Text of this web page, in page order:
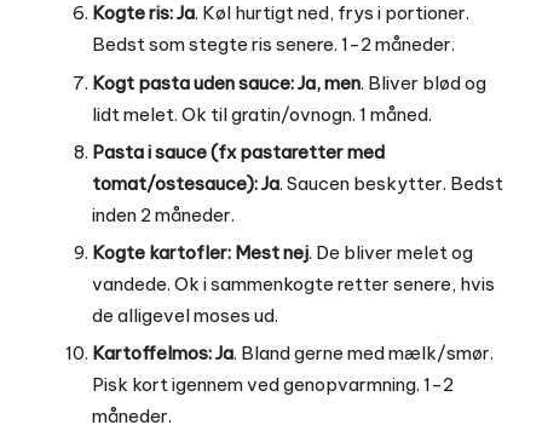
Kogte ris:Ja. Køl hurtigt ned, frys i portioner.
Bedst som stegte ris senere. 1-2 måneder.
Kogt pasta uden sauce:Ja, men. Bliver blød og
lidt melet. Ok til gratin/ovnogn. 1 måned.
Pasta i sauce (fx pastaretter med
tomat/ostesauce):Ja. Saucen beskytter. Bedst
inden 2 måneder.
Kogte kartofler: Mest nej. De bliver melet og
vandede. Ok i sammenkogte retter senere, hvis
de alligevel moses ud.
Kartoffelmos:Ja. Bland gerne med mælk/smør.
Pisk kort igennem ved genopvarmning. 1-2
måneder.